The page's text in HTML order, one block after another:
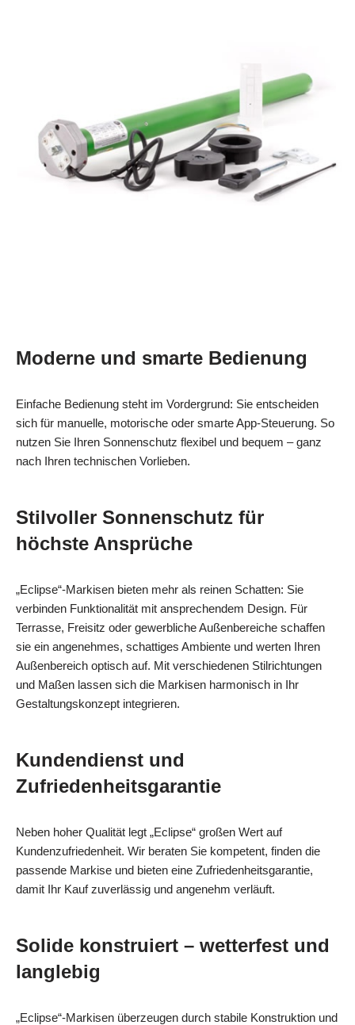
Moderne und smarte Bedienung
Einfache Bedienung steht im Vordergrund: Sie entscheiden
sich für manuelle, motorische oder smarte App‑Steuerung. So
nutzen Sie Ihren Sonnenschutz flexibel und bequem – ganz
nach Ihren technischen Vorlieben.
Stilvoller Sonnenschutz für
höchste Ansprüche
„Eclipse“-Markisen bieten mehr als reinen Schatten: Sie
verbinden Funktionalität mit ansprechendem Design. Für
Terrasse, Freisitz oder gewerbliche Außenbereiche schaffen
sie ein angenehmes, schattiges Ambiente und werten Ihren
Außenbereich optisch auf. Mit verschiedenen Stilrichtungen
und Maßen lassen sich die Markisen harmonisch in Ihr
Gestaltungskonzept integrieren.
Kundendienst und
Zufriedenheitsgarantie
Neben hoher Qualität legt „Eclipse“ großen Wert auf
Kundenzufriedenheit. Wir beraten Sie kompetent, finden die
passende Markise und bieten eine Zufriedenheitsgarantie,
damit Ihr Kauf zuverlässig und angenehm verläuft.
Solide konstruiert – wetterfest und
langlebig
„Eclipse“-Markisen überzeugen durch stabile Konstruktion und